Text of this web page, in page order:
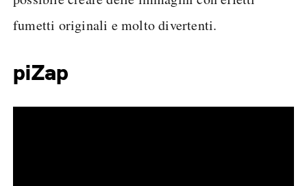
fumetti originali e molto divertenti.
piZap